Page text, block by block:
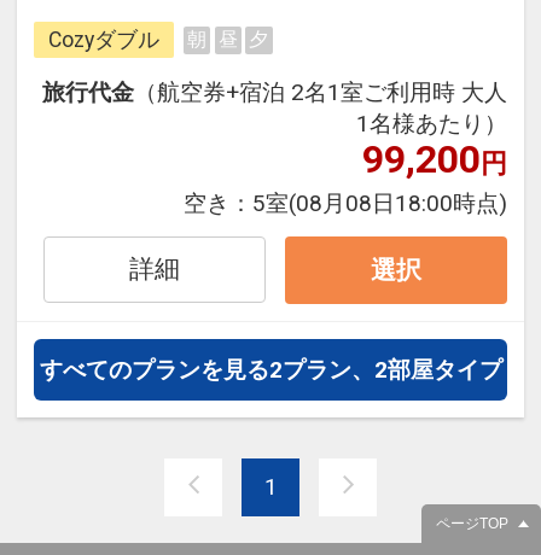
できるダイナミックパッケージだか
ら、一都市滞在はもちろん周遊旅行
にも最適！
旅行期間中の1泊だけの宿泊や延
泊・飛び泊なども自由自在です。
JALマイレージ会員の方にはフライ
トマイルが50%貯まります。
Cozyダブル 朝 昼 夕
旅行代金 （航空券+宿泊 2名1室ご利用時 大人
1名様あたり）
99,200円
空き： 5室(08月08日18:00時点)
詳細 選択
すべてのプランを見る2プラン、2部屋タイプ
1
ページTOP